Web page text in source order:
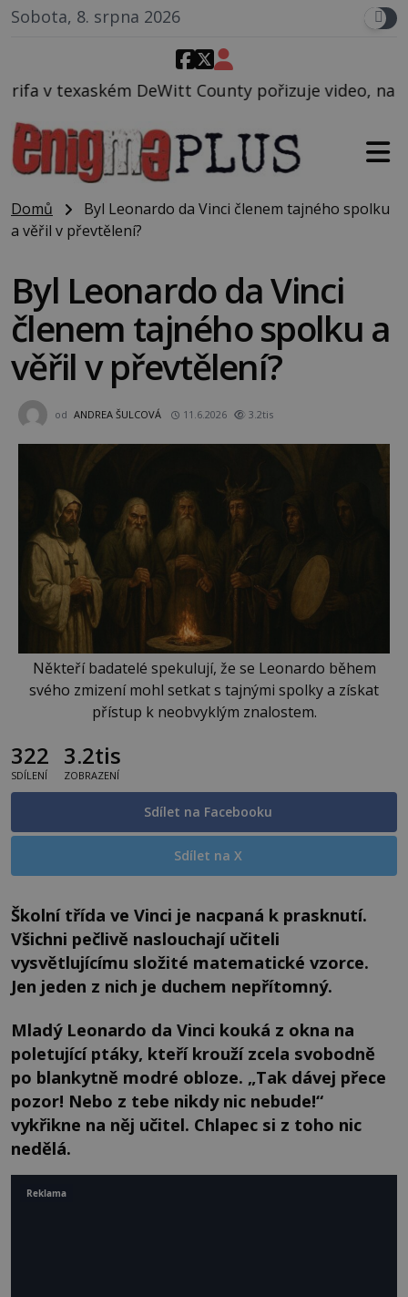
Sobota, 8. srpna 2026
County pořizuje video, na kterém před jeho
Domů
Byl Leonardo da Vinci členem tajného spolku
a věřil v převtělení?
Byl Leonardo da Vinci
členem tajného spolku a
věřil v převtělení?
od ANDREA ŠULCOVÁ 11.6.2026 3.2tis
Někteří badatelé spekulují, že se Leonardo během
svého zmizení mohl setkat s tajnými spolky a získat
přístup k neobvyklým znalostem.
322
SDÍLENÍ
3.2tis
ZOBRAZENÍ
Sdílet na Facebooku
Sdílet na X
Školní třída ve Vinci je nacpaná k prasknutí.
Všichni pečlivě naslouchají učiteli
vysvětlujícímu složité matematické vzorce.
Jen jeden z nich je duchem nepřítomný.
Mladý Leonardo da Vinci kouká z okna na
poletující ptáky, kteří krouží zcela svobodně
po blankytně modré obloze. „Tak dávej přece
pozor! Nebo z tebe nikdy nic nebude!“
vykřikne na něj učitel. Chlapec si z toho nic
nedělá.
Reklama